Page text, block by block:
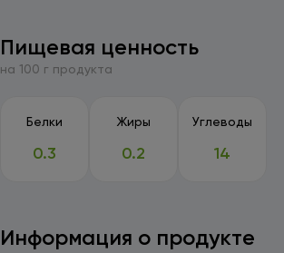
Пищевая ценность
на 100 г продукта
Белки
0.3
Жиры
0.2
Углеводы
14
Информация о продукте